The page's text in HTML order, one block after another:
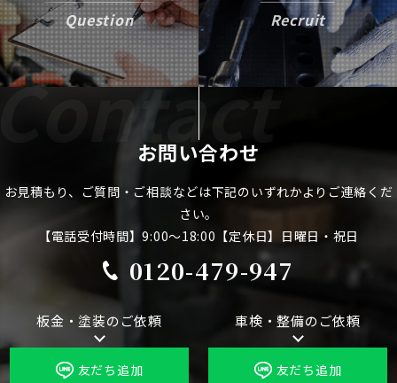
Question Recruit
お問い合わせ
お見積もり、ご質問・ご相談などは下記のいずれかよりご連絡くだ
さい。
【電話受付時間】9:00～18:00【定休日】日曜日・祝日
0120-479-947
板金・塗装のご依頼
友だち追加
車検・整備のご依頼
友だち追加